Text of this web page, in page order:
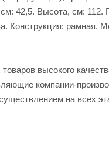
42,5. Высота, см: 112.
Конструкция: рамная.
высокого
компании-
на всех